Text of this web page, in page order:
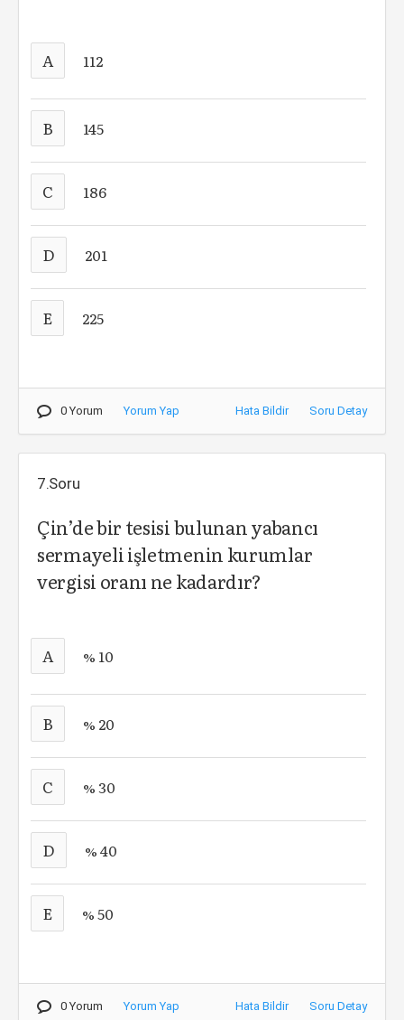
A 112
B 145
C 186
D 201
E 225
0 Yorum Yorum Yap Hata Bildir Soru Detay
7.Soru
Çin’de bir tesisi bulunan yabancı
sermayeli işletmenin kurumlar
vergisi oranı ne kadardır?
A % 10
B % 20
C % 30
D % 40
E % 50
0 Yorum Yorum Yap Hata Bildir Soru Detay